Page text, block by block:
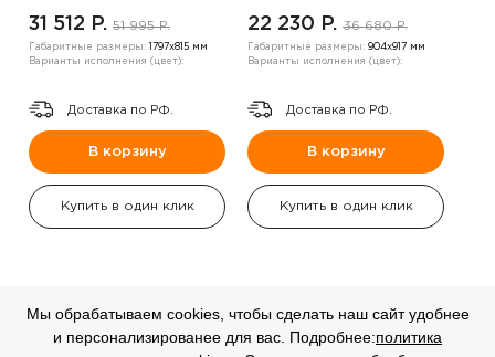
31 512 P. 51 995 P.
Габаритные размеры:
1797х815 мм
Варианты исполнения (цвет):
Доставка по РФ.
В корзину
Купить в один клик
22 230 P. 36 680 P.
Габаритные размеры: 904х917 мм
Варианты исполнения (цвет):
Доставка по РФ.
В корзину
Купить в один клик
СКИДКА СКИДКА
Мы обрабатываем cookies, чтобы сделать наш сайт удобнее
и персонализированее для вас. Подробнее:политика